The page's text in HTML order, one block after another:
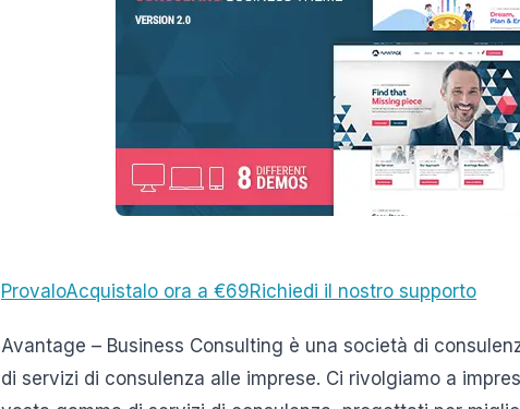
ProvaloAcquistalo ora a €69Richiedi il nostro supporto
Avantage – Business Consulting è una società di
di servizi di consulenza alle imprese. Ci rivolgiamo a